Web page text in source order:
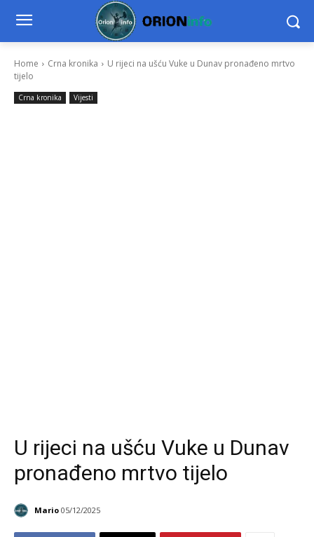
Home Crna kronika
U rijeci na ušću Vuke u Dunav pronađeno mrtvo
tijelo
Crna kronika Vijesti
U rijeci na ušću Vuke u Dunav
pronađeno mrtvo tijelo
Mario 05/12/2025